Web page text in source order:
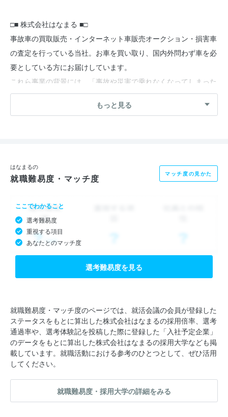
□■ 株式会社はなまる ■□
事故車の買取販売・インターネット車販売オークション・損害車
の査定を行っている当社。お車を買い取り、国内外問わず車を必
要としている方にお届けしています。
これら事業の背景には、「事故や災害で乗れなくなってしまった
自動車（ダメージカー）のリサイクルを通じて、オーナー様の精
神的・金銭的ご負担を軽減すると同時に、産業廃棄物を減らすこ
ナー様』はそのお金を次の自動車購入に充てることができる
⇔『国内外の販売先』は必要としているダメージカーを入手でき
このような関係性が成り立っている当社のビジネスは、まさ
に“win-win”なのです。
━━《目指すは 業界No.1》━━
スモデルを掲げる当社ですが、業界においては大手で業績も年々
右肩上がり。高い成長率で、すでに業界トップクラスの実力では
ありますが、“トップ”でないのが正直悔しいところ。私たちが目
指すのは、ダントツの“業界No.1”です！
「もっと成長できる！」そんな前向きな想いを持って、常に目標
に向かって突き進んでくれる熱き仲間との出会いを心待ちにして
もっと見る
はなまるの
就職難易度・マッチ度 マッチ度の見かた
ここでわかること
選考難易度
重視する項目
あなたとのマッチ度
選考難易度を見る
就職難易度・マッチ度のページでは、就活会議の会員が登録した
ステータスをもとに算出した株式会社はなまるの採用倍率、選考
通過率や、選考体験記を投稿した際に登録した「入社予定企業」
のデータをもとに算出した株式会社はなまるの採用大学なども掲
載しています。就職活動における参考のひとつとして、ぜひ活用
してください。
就職難易度・採用大学の詳細をみる